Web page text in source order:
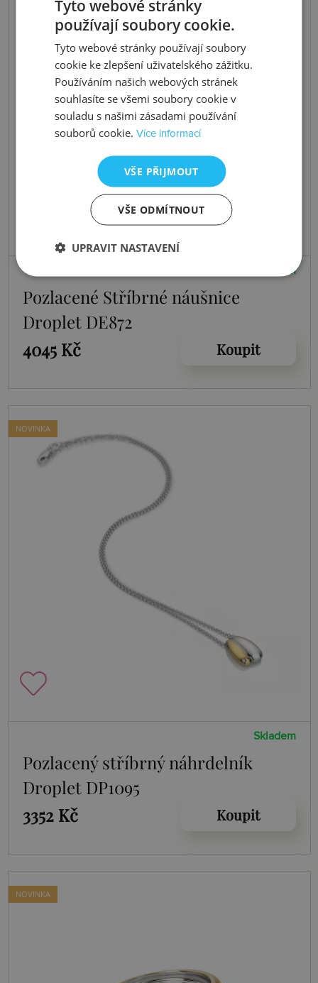
Skladem
Pozlacené Stříbrné náušnice
Droplet DE872
4045 Kč
Koupit
NOVINKA
Skladem
Pozlacený stříbrný náhrdelník
Droplet DP1095
3352 Kč
Koupit
NOVINKA
Tyto webové stránky
používají soubory cookie.
Tyto webové stránky používají soubory
cookie ke zlepšení uživatelského zážitku.
Používáním našich webových stránek
souhlasíte se všemi soubory cookie v
souladu s našimi zásadami používání
souborů cookie.Více informací
VŠE PŘIJMOUT
VŠE ODMÍTNOUT
UPRAVIT NASTAVENÍ